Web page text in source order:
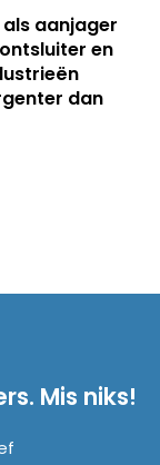
aanjager
en
dan
Mis niks!